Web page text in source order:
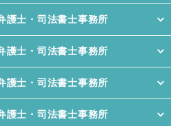
護士・司法書士事務所
護士・司法書士事務所
護士・司法書士事務所
護士・司法書士事務所